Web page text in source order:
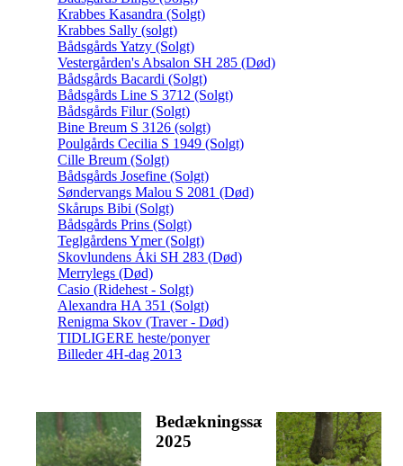
Krabbes Kasandra (Solgt)
Krabbes Sally (solgt)
Bådsgårds Yatzy (Solgt)
Vestergården's Absalon SH 285 (Død)
Bådsgårds Bacardi (Solgt)
Bådsgårds Line S 3712 (Solgt)
Bådsgårds Filur (Solgt)
Bine Breum S 3126 (solgt)
Poulgårds Cecilia S 1949 (Solgt)
Cille Breum (Solgt)
Bådsgårds Josefine (Solgt)
Søndervangs Malou S 2081 (Død)
Skårups Bibi (Solgt)
Bådsgårds Prins (Solgt)
Teglgårdens Ymer (Solgt)
Skovlundens Áki SH 283 (Død)
Merrylegs (Død)
Casio (Ridehest - Solgt)
Alexandra HA 351 (Solgt)
Renigma Skov (Traver - Død)
TIDLIGERE heste/ponyer
Billeder 4H-dag 2013
Bedækningssæson
2025